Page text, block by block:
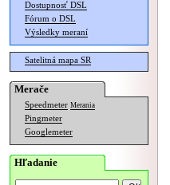
Dostupnosť DSL
Fórum o DSL
Výsledky meraní
Satelitná mapa SR
Merače
Speedmeter Merania
Pingmeter
Googlemeter
Hľadanie